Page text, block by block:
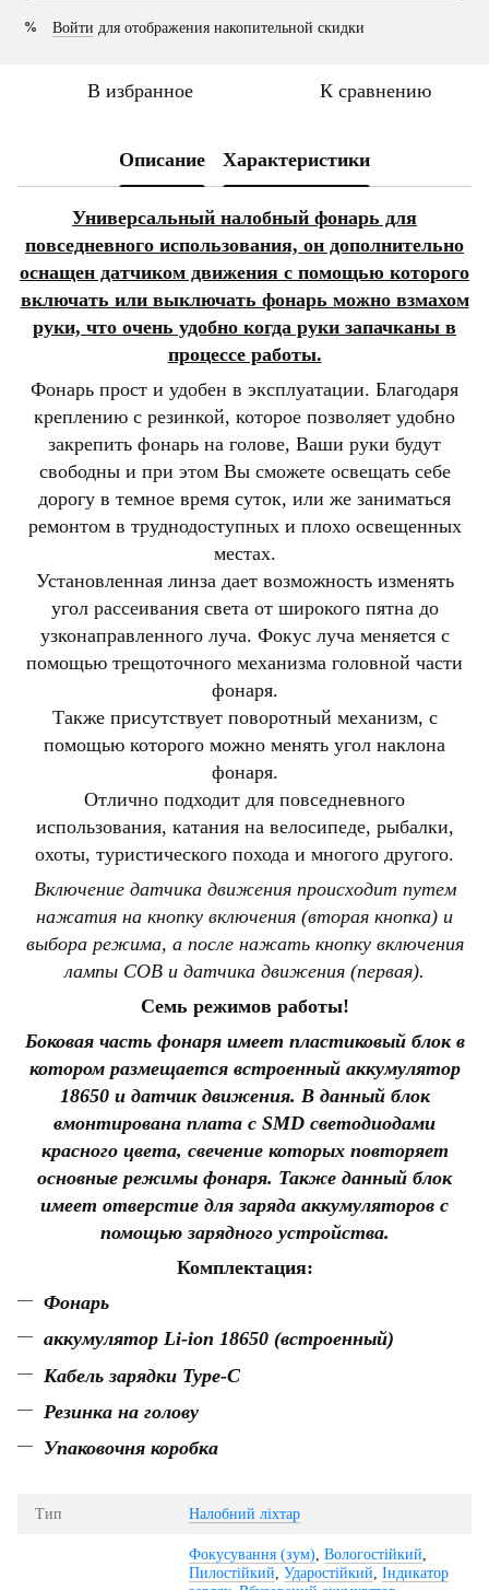
% Войти для отображения накопительной скидки
В избранное К сравнению
Описание Характеристики
Универсальный налобный фонарь для
повседневного использования, он дополнительно
оснащен датчиком движения с помощью которого
включать или выключать фонарь можно взмахом
руки, что очень удобно когда руки запачканы в
процессе работы.
Фонарь прост и удобен в эксплуатации. Благодаря
креплению с резинкой, которое позволяет удобно
закрепить фонарь на голове, Ваши руки будут
свободны и при этом Вы сможете освещать себе
дорогу в темное время суток, или же заниматься
ремонтом в труднодоступных и плохо освещенных
местах.
Установленная линза дает возможность изменять
угол рассеивания света от широкого пятна до
узконаправленного луча. Фокус луча меняется с
помощью трещоточного механизма головной части
фонаря.
Также присутствует поворотный механизм, с
помощью которого можно менять угол наклона
фонаря.
Отлично подходит для повседневного
использования, катания на велосипеде, рыбалки,
охоты, туристического похода и многого другого.
Включение датчика движения происходит путем
нажатия на кнопку включения (вторая кнопка) и
выбора режима, а после нажать кнопку включения
лампы COB и датчика движения (первая).
Семь режимов работы!
Боковая часть фонаря имеет пластиковый блок в
котором размещается встроенный аккумулятор
18650 и датчик движения. В данный блок
вмонтирована плата с SMD светодиодами
красного цвета, свечение которых повторяет
основные режимы фонаря. Также данный блок
имеет отверстие для заряда аккумуляторов с
помощью зарядного устройства.
Комплектация:
Фонарь
аккумулятор Li-ion 18650 (встроенный)
Кабель зарядки Type-C
Резинка на голову
Упаковочня коробка
Тип Налобний ліхтар
Фокусування (зум) Вологостійкий
Пилостійкий Ударостійкий Індикатор